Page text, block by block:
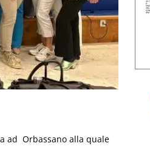
ad Orbassano alla quale